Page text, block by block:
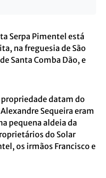
Serpa Pimentel está
na freguesia de São
Santa Comba Dão, e
datam do
Sequeira eram
pequena aldeia da
do Solar
os irmãos Francisco e